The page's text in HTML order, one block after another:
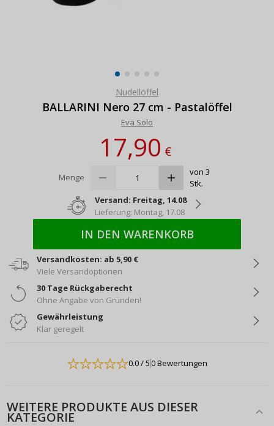
Nudellöffel
BALLARINI Nero 27 cm - Pastalöffel
Eva Solo
17,90€
Menge
von 3
Stk.
Versand: Freitag, 14.08
Lieferung: Montag, 17.08
IN DEN WARENKORB
Versandkosten: ab 5,90 €
Viele Versandoptionen
30 Tage Rückgaberecht
Ohne Angabe von Gründen!
Gewährleistung
Klar geregelt
0.0/ 50 Bewertungen
WEITERE PRODUKTE AUS DIESER
KATEGORIE